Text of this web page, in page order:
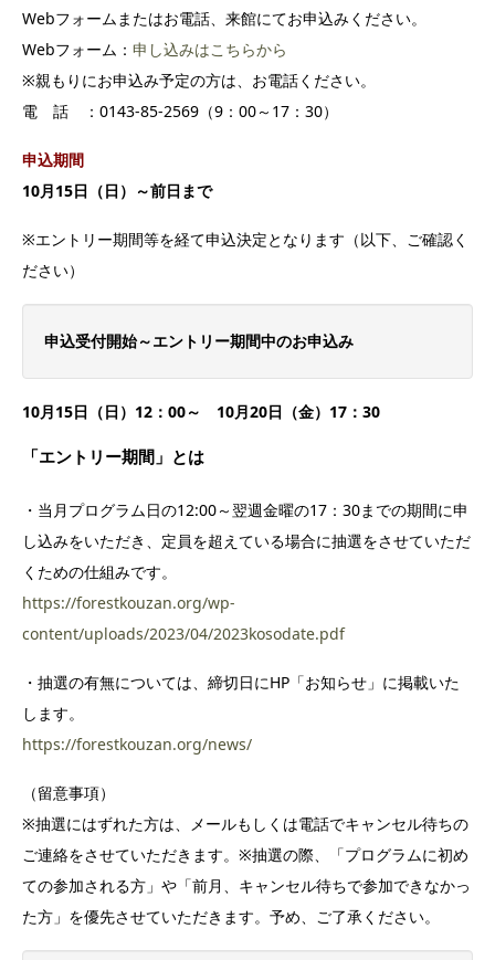
Webフォームまたはお電話、来館にてお申込みください。
Webフォーム： 申し込みはこちらから
※親もりにお申込み予定の方は、お電話ください。
電 話 ：0143-85-2569（9：00～17：30）
申込期間
10月15日（日）～前日まで
※エントリー期間等を経て申込決定となります（以下、ご確認く
ださい）
申込受付開始～エントリー期間中のお申込み
10月15日（日）12：00～ 10月20日（金）17：30
「エントリー期間」とは
・当月プログラム日の12:00～翌週金曜の17：30までの期間に申
し込みをいただき、定員を超えている場合に抽選をさせていただ
くための仕組みです。
https://forestkouzan.org/wp-
content/uploads/2023/04/2023kosodate.pdf
・抽選の有無については、締切日にHP「お知らせ」に掲載いた
します。
https://forestkouzan.org/news/
（留意事項）
※抽選にはずれた方は、メールもしくは電話でキャンセル待ちの
ご連絡をさせていただきます。※抽選の際、「プログラムに初め
ての参加される方」や「前月、キャンセル待ちで参加できなかっ
た方」を優先させていただきます。予め、ご了承ください。